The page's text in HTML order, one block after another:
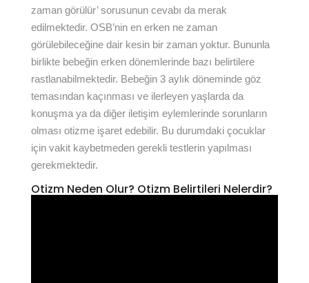
zaman görülür’ sorusunun cevabı da merak
edilmektedir. OSB’nin en erken ne zaman
görülebileceğine dair kesin bir zaman yoktur. Bununla
birlikte bebeğin erken dönemlerinde bazı belirtilere
rastlanabilmektedir. Bebeğin 3 aylık döneminde göz
temasından kaçınması ve ilerleyen yaşlarda da
konuşma ya da diğer iletişim eylemlerinde sorunların
olması otizme işaret edebilir. Bu durumdaki çocuklar
için vakit kaybetmeden gerekli testlerin yapılması
gerekmektedir.
Otizm Neden Olur? Otizm Belirtileri Nelerdir?